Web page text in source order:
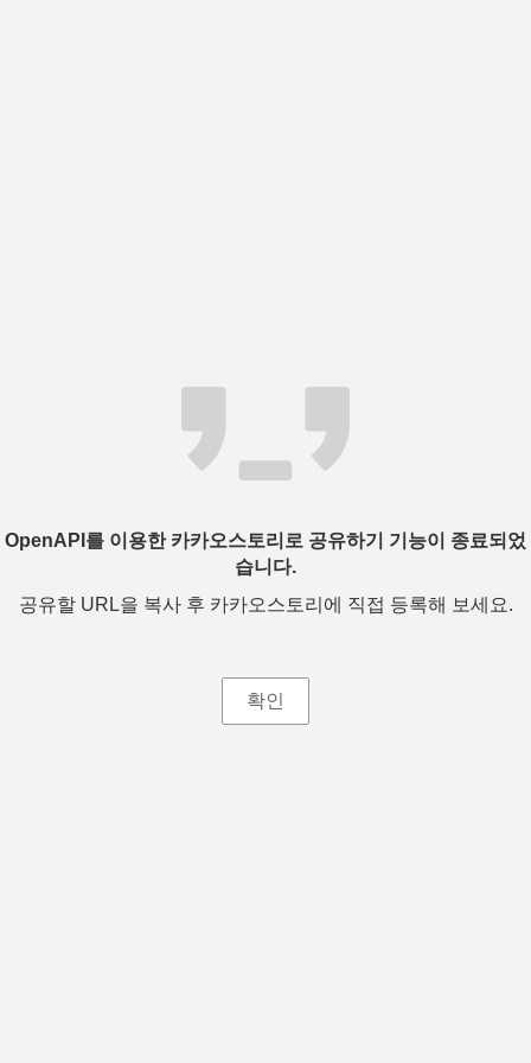
OpenAPI를 이용한 카카오스토리로 공유하기 기능이 종료되었
습니다.
공유할 URL을 복사 후 카카오스토리에 직접 등록해 보세요.
확인